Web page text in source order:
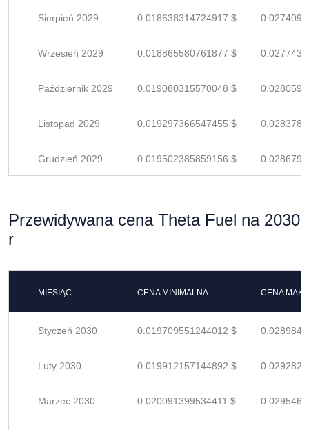
Sierpień 2029 0.018638314724917 $
Wrzesień 2029 0.018865580761877 $
Październik 2029 0.019080315570048 $
Listopad 2029 0.019297366547455 $
Grudzień 2029 0.019502385859156 $
Przewidywana cena Theta Fuel na 2030
r
MIESIĄC CENA MINIMALNA CENA
Styczeń 2030 0.019709551244012 $
Luty 2030 0.019912157144892 $
Marzec 2030 0.020091399534411 $